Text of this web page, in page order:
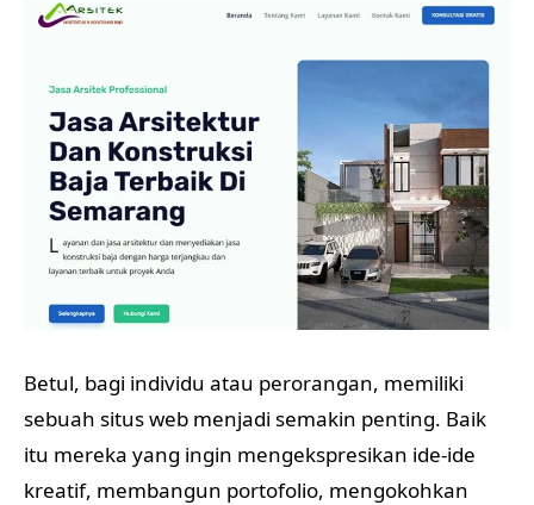
Betul, bagi individu atau perorangan, memiliki
sebuah situs web menjadi semakin penting. Baik
itu mereka yang ingin mengekspresikan ide-ide
kreatif, membangun portofolio, mengokohkan